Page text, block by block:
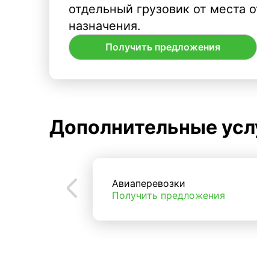
отдельный грузовик от места
назначения.
Получить предложения
Дополнительные
Авиаперевозки
Получить предложения